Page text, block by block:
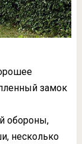
замок
обороны,
несколько